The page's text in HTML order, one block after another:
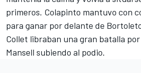
primeros. Colapinto mantuvo con
para ganar por delante de
Collet libraban una gran batalla por
Mansell subiendo al podio.